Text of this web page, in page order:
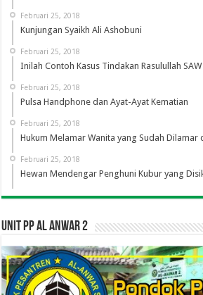
Februari 25, 2018
Kunjungan Syaikh Ali Ashobuni
Februari 25, 2018
Inilah Contoh Kasus Tindakan Rasulullah
Februari 25, 2018
Pulsa Handphone dan Ayat-Ayat Kematian
Februari 25, 2018
Hukum Melamar Wanita yang Sudah Dilamar
Februari 25, 2018
Hewan Mendengar Penghuni Kubur yang
UNIT PP AL ANWAR 2